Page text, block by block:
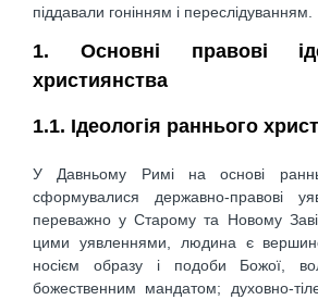
піддавали гонінням і переслідуванням.
1. Основні правові
християнства
1.1. Ідеологія раннього
У Давньому Римі на основі
сформувалися державно-правові
переважно у Старому та Новому
цими уявленнями, людина є
носієм образу і подоби Божої,
божественним мандатом; духовно-